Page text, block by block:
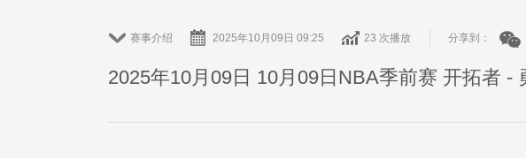
赛事介绍 2025年10月09日 09:25 23 次播放 分享到：
2025年10月09日 10月09日NBA季前赛 开拓者 -